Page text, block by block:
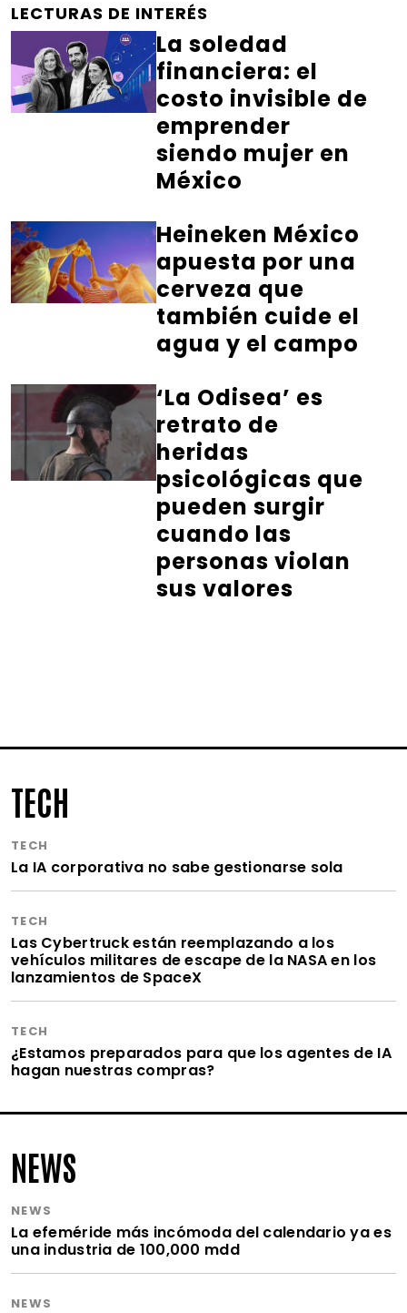
LECTURAS DE INTERÉS
La soledad
financiera: el
costo invisible de
emprender
siendo mujer en
México
Heineken México
apuesta por una
cerveza que
también cuide el
agua y el campo
‘La Odisea’ es
retrato de
heridas
psicológicas que
pueden surgir
cuando las
personas violan
sus valores
TECH
TECH
La IA corporativa no sabe gestionarse sola
TECH
Las Cybertruck están reemplazando a los
vehículos militares de escape de la NASA en los
lanzamientos de SpaceX
TECH
¿Estamos preparados para que los agentes de IA
hagan nuestras compras?
NEWS
NEWS
La efeméride más incómoda del calendario ya es
una industria de 100,000 mdd
NEWS